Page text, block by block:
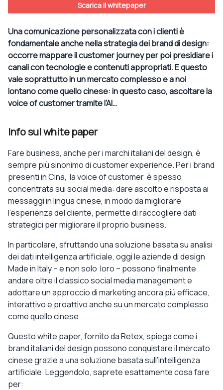
Scarica il whitepaper
Una comunicazione personalizzata con i clienti è
fondamentale anche nella strategia dei brand di design:
occorre mappare il customer journey per poi presidiare i
canali con tecnologie e contenuti appropriati. E questo
vale soprattutto in un mercato complesso e a noi
lontano come quello cinese: in questo caso, ascoltare la
voice of customer tramite l’AI…
Info sul white paper
Fare business, anche per i marchi italiani del design, è
sempre più sinonimo di customer experience. Per i brand
presenti in Cina, la voice of customer è spesso
concentrata sui social media: dare ascolto e risposta ai
messaggi in lingua cinese, in modo da migliorare
l’esperienza del cliente, permette di raccogliere dati
strategici per migliorare il proprio business.
In particolare, sfruttando una soluzione basata su analisi
dei dati intelligenza artificiale, oggi le aziende di design
Made in Italy – e non solo loro – possono finalmente
andare oltre il classico social media management e
adottare un approccio di marketing ancora più efficace,
interattivo e proattivo anche su un mercato complesso
come quello cinese.
Questo white paper, fornito da Retex, spiega come i
brand italiani del design possono conquistare il mercato
cinese grazie a una soluzione basata sull’intelligenza
artificiale. Leggendolo, saprete esattamente cosa fare
per: